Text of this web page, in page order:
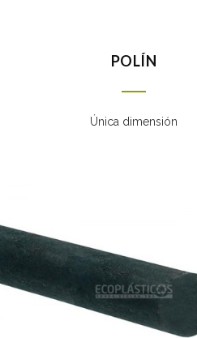
POLÍN
Única dimensión